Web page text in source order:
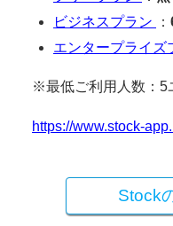
ビジネスプラン
：
エンタープライズ
※最低ご利用人数：5
https://www.stock-
Stock